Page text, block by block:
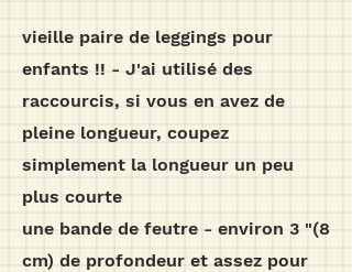
vieille paire de leggings pour
enfants !! - J'ai utilisé des
raccourcis, si vous en avez de
pleine longueur, coupez
simplement la longueur un peu
plus courte
une bande de feutre - environ 3 "(8
cm) de profondeur et assez pour